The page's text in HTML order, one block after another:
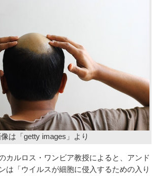
は「getty images」より
カルロス・ワンビア教授によると、アンド
は「ウイルスが細胞に侵入するための入り